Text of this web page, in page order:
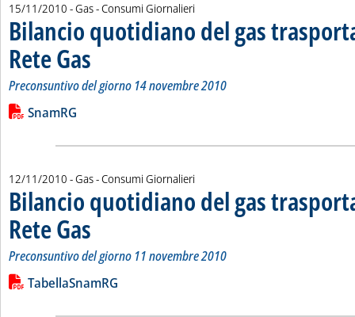
15/11/2010 - Gas - Consumi Giornalieri
Bilancio quotidiano del gas
Rete Gas . Sottotitolo: Preconsuntivo del giorno 14 novembre 2010
. Pubblicata lunedì 15 novembre 2010 alle 15.1.
Preconsuntivo del giorno 14 novembre 2010
Leggi tutta la notizia: 'Bilancio quotidiano del gas
Lista allegati PDF alla notizia
SnamRG
12/11/2010 - Gas - Consumi Giornalieri
Bilancio quotidiano del gas
Rete Gas . Sottotitolo: Preconsuntivo del giorno 11 novembre 2010
. Pubblicata venerdì 12 novembre 2010 alle 15.35.
Preconsuntivo del giorno 11 novembre 2010
Leggi tutta la notizia: 'Bilancio quotidiano del gas
Lista allegati PDF alla notizia
TabellaSnamRG